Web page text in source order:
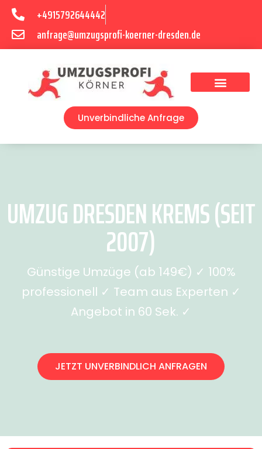
+4915792644442
anfrage@umzugsprofi-koerner-dresden.de
Unverbindliche Anfrage
UMZUG DRESDEN KREMS (SEIT
2007)
Günstige Umzüge (ab 149€) ✓ 100%
professionell ✓ Team aus Experten ✓
Angebot in 60 Sek. ✓
JETZT UNVERBINDLICH ANFRAGEN